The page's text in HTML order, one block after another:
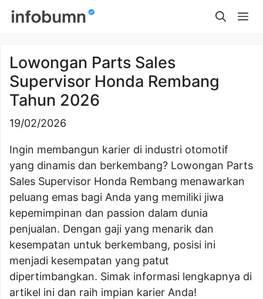
Skip
Lowongan Parts Sales
Supervisor Honda Rembang
Tahun 2026
19/02/2026
Ingin membangun karier di industri otomotif
yang dinamis dan berkembang? Lowongan Parts
Sales Supervisor Honda Rembang menawarkan
peluang emas bagi Anda yang memiliki jiwa
kepemimpinan dan passion dalam dunia
penjualan. Dengan gaji yang menarik dan
kesempatan untuk berkembang, posisi ini
menjadi kesempatan yang patut
dipertimbangkan. Simak informasi lengkapnya di
artikel ini dan raih impian karier Anda!